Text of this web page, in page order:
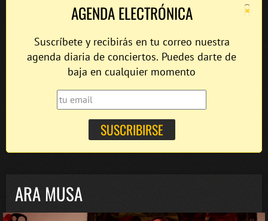
×
AGENDA ELECTRÓNICA
Suscríbete y recibirás en tu correo nuestra
agenda diaria de conciertos. Puedes darte de
baja en cualquier momento
ARA MUSA